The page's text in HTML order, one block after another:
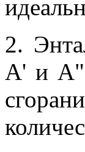
2.
A' и A"